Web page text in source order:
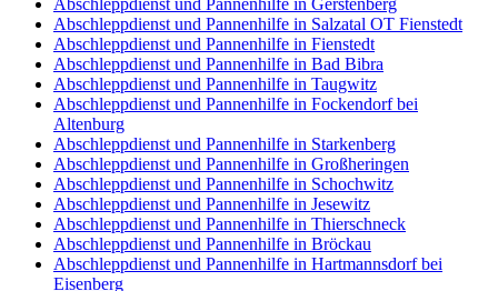
Abschleppdienst und Pannenhilfe in Gerstenberg
Abschleppdienst und Pannenhilfe in Salzatal OT Fienstedt
Abschleppdienst und Pannenhilfe in Fienstedt
Abschleppdienst und Pannenhilfe in Bad Bibra
Abschleppdienst und Pannenhilfe in Taugwitz
Abschleppdienst und Pannenhilfe in Fockendorf bei
Altenburg
Abschleppdienst und Pannenhilfe in Starkenberg
Abschleppdienst und Pannenhilfe in Großheringen
Abschleppdienst und Pannenhilfe in Schochwitz
Abschleppdienst und Pannenhilfe in Jesewitz
Abschleppdienst und Pannenhilfe in Thierschneck
Abschleppdienst und Pannenhilfe in Bröckau
Abschleppdienst und Pannenhilfe in Hartmannsdorf bei
Eisenberg